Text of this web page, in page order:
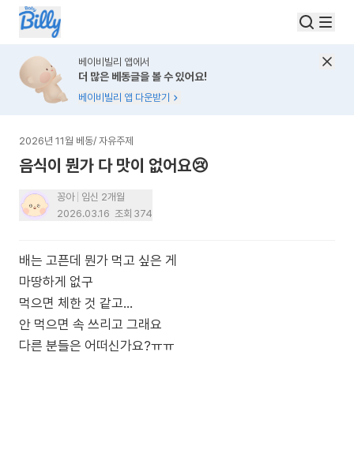
베이비빌리 앱에서
더 많은 베동글을 볼 수 있어요!
베이비빌리 앱 다운받기
2026년 11월 베동/ 자유주제
음식이 뭔가 다 맛이 없어요😢
꽁아
임신 2개월
2026.03.16 조회 374
배는 고픈데 뭔가 먹고 싶은 게
마땅하게 없구
먹으면 체한 것 같고…
안 먹으면 속 쓰리고 그래요
다른 분들은 어떠신가요?ㅠㅠ